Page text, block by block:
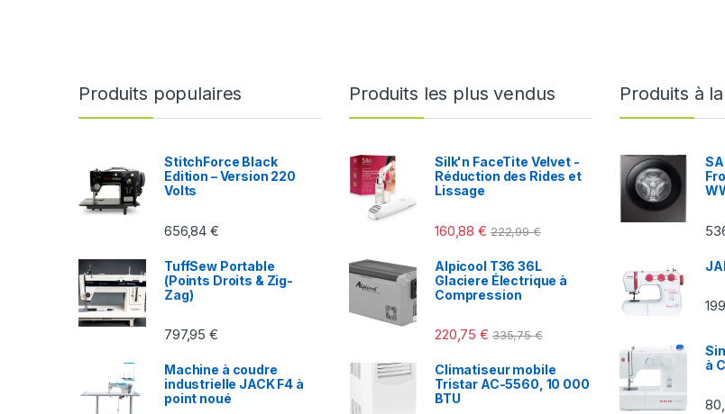
Produits populaires
StitchForce Black
Edition – Version 220
Volts
656,84€
TuffSew Portable
(Points Droits & Zig-
Zag)
797,95€
Machine à coudre
industrielle JACK F4 à
point noué
Produits les plus vendus
Silk'n FaceTite Velvet -
Réduction des Rides et
Lissage
160,88€ 222,99€
Alpicool T36 36L
Glaciere Électrique à
Compression
220,75€ 335,75€
Climatiseur mobile
Tristar AC-5560, 10 000
BTU
Produits à
à